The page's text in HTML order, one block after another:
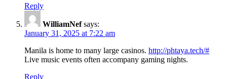
Reply
WilliamNef says:
January 31, 2025 at 7:22 am
Manila is home to many large casinos. http://phtaya.tech/#
Live music events often accompany gaming nights.
Reply